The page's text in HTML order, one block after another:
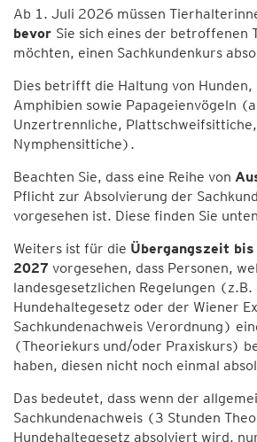
Ab 1. Juli 2026 müssen
bevor Sie sich eines der betroffenen
möchten, einen Sachkundenkurs
Dies betrifft die Haltung von Hunden,
Amphibien sowie Papageienvögeln
Unzertrennliche,
Nymphensittiche).
Beachten Sie, dass eine Reihe von
Pflicht zur Absolvierung der
vorgesehen ist. Diese finden Sie
Weiters ist für die Übergangszeit
2027 vorgesehen, dass Personen,
landesgesetzlichen Regelungen (z.B.
Hundehaltegesetz oder der Wiener
Sachkundenachweis Verordnung)
(Theoriekurs und/oder Praxiskurs)
haben, diesen nicht noch einmal
Das bedeutet, dass wenn der
Sachkundenachweis (3 Stunden
Hundehaltegesetz absolviert wird,